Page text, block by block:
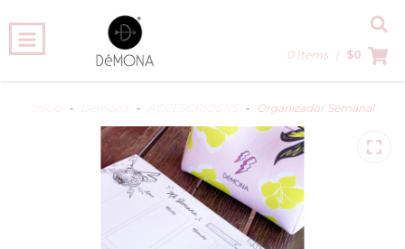
0 Items | $0
- - - Organizador Semanal